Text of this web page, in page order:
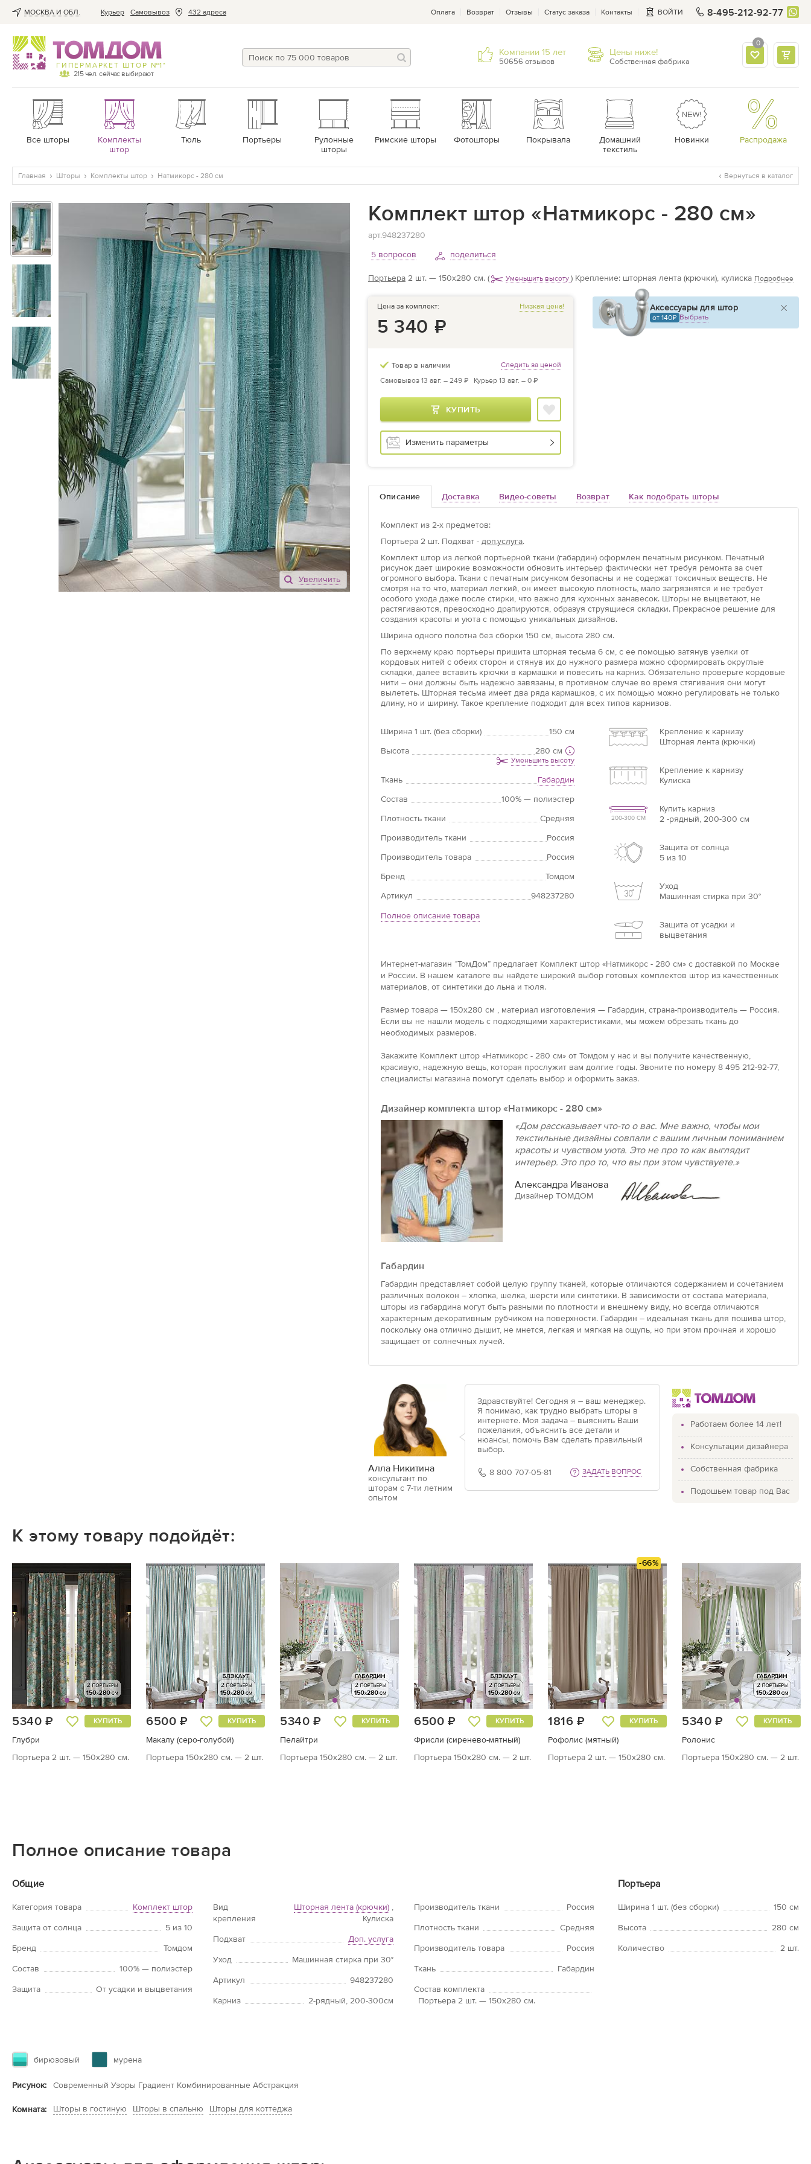
МОСКВА И ОБЛ. Курьер Cамовывоз 432 адреса Оплата Возврат Отзывы Статус заказа Контакты ВОЙТИ 8-495-212-92-77
ГИПЕРМАРКЕТ ШТОР №1*
215чел. сейчас выбирают
Компании 15 лет
50656 отзывов
Цены ниже!
Собственная фабрика
0
Все шторы
Комплекты
штор
Тюль Портьеры
Рулонные
шторы
Римские шторы Фотошторы Покрывала
Домашний
текстиль
Новинки Распродажа
Главная Шторы Комплекты штор Натмикорс - 280 см Вернуться в каталог
Увеличить Увеличить
Комплект штор «Натмикорс - 280 см»
арт.948237280
5 вопросов
поделиться
Портьера 2 шт. — 150х280 см. ( Уменьшить высоту ) Крепление: шторная лента (крючки), кулиска Подробнее
Цена за комплект: Низкая цена!
5 340 ₽
Товар в наличии
Следить за ценой
Самовывоз 13 авг. – 249 ₽ Курьер 13 авг. – 0 ₽
КУПИТЬ
Изменить параметры
Аксессуары для штор
от 140 Выбрать
Описание Доставка Видео-советы Возврат Как подобрать шторы
Комплект из 2-х предметов:
Портьера 2 шт. Подхват - доп.услуга.
Комплект штор из легкой портьерной ткани (габардин) оформлен печатным рисунком. Печатный
рисунок дает широкие возможности обновить интерьер фактически нет требуя ремонта за счет
огромного выбора. Ткани с печатным рисунком безопасны и не содержат токсичных веществ. Не
смотря на то что, материал легкий, он имеет высокую плотность, мало загрязнятся и не требует
особого ухода даже после стирки, что важно для кухонных занавесок. Шторы не выцветают, не
растягиваются, превосходно драпируются, образуя струящиеся складки. Прекрасное решение для
создания красоты и уюта с помощью уникальных дизайнов.
Ширина одного полотна без сборки 150 см, высота 280 см.
По верхнему краю портьеры пришита шторная тесьма 6 см, с ее помощью затянув узелки от
кордовых нитей с обеих сторон и стянув их до нужного размера можно сформировать округлые
складки, далее вставить крючки в кармашки и повесить на карниз. Обязательно проверьте кордовые
нити – они должны быть надежно завязаны, в противном случае во время стягивания они могут
вылететь. Шторная тесьма имеет два ряда кармашков, с их помощью можно регулировать не только
длину, но и ширину. Такое крепление подходит для всех типов карнизов.
Ширина 1 шт. (без сборки)
150 см
Высота
280 см
Уменьшить высоту
Ткань
Габардин
Состав
100% — полиэстер
Плотность ткани
Средняя
Производитель ткани
Россия
Производитель товара
Россия
Бренд
Томдом
Артикул
948237280
Полное описание товара
Крепление к карнизу
Шторная лента (крючки)
Крепление к карнизу
Кулиска
200-300 СМ
Купить карниз
2 -рядный, 200-300 см
Защита от солнца
5 из 10
Уход
Машинная стирка при 30°
Защита от усадки и
выцветания
Интернет-магазин “ТомДом” предлагает Комплект штор «Натмикорс - 280 см» с доставкой по Москве
и России. В нашем каталоге вы найдете широкий выбор готовых комплектов штор из качественных
материалов, от синтетики до льна и тюля.
Размер товара — 150x280 см , материал изготовления — Габардин, страна-производитель — Россия.
Если вы не нашли модель с подходящими характеристиками, мы можем обрезать ткань до
необходимых размеров.
Закажите Комплект штор «Натмикорс - 280 см» от Томдом у нас и вы получите качественную,
красивую, надежную вещь, которая прослужит вам долгие годы. Звоните по номеру 8 495 212-92-77,
специалисты магазина помогут сделать выбор и оформить заказ.
Дизайнер комплекта штор «Натмикорс - 280 см»
«Дом рассказывает что-то о вас. Мне важно, чтобы мои
текстильные дизайны совпали с вашим личным пониманием
красоты и чувством уюта. Это не про то как выглядит
интерьер. Это про то, что вы при этом чувствуете.»
Александра Иванова
Дизайнер ТОМДОМ
Габардин
Габардин представляет собой целую группу тканей, которые отличаются содержанием и сочетанием
различных волокон – хлопка, шелка, шерсти или синтетики. В зависимости от состава материала,
шторы из габардина могут быть разными по плотности и внешнему виду, но всегда отличаются
характерным декоративным рубчиком на поверхности. Габардин – идеальная ткань для пошива штор,
поскольку она отлично дышит, не мнется, легкая и мягкая на ощупь, но при этом прочная и хорошо
защищает от солнечных лучей.
Длина потолочного карниза
Длина карниза – это базовая цифра, от которой
Если нет карниза
Измерьте ширину оконного проема +20 см =
Алла Никитина
консультант по
шторам с 7-ти летним
опытом
Здравствуйте! Сегодня я – ваш менеджер.
Я понимаю, как трудно выбрать шторы в
интернете. Моя задача – выяснить Ваши
пожелания, объяснить все детали и
нюансы, помочь Вам сделать правильный
выбор.
8 800 707-05-81 ЗАДАТЬ ВОПРОС
Работаем более 14 лет!
Консультации дизайнера
Собственная фабрика
Подошьем товар под Вас
К этому товару подойдёт:
5340 ₽ КУПИТЬ
Глубри
Портьера 2 шт. — 150х280 см.
6500 ₽ КУПИТЬ
Макалу (серо-голубой)
Портьера 150х280 см. — 2 шт.
5340 ₽ КУПИТЬ
Пелайтри
Портьера 150х280 см. — 2 шт.
6500 ₽ КУПИТЬ
Фрисли (сиренево-мятный)
Портьера 150х280 см. — 2 шт.
-66%
1816 ₽ КУПИТЬ
Рофолис (мятный)
Портьера 2 шт. — 150х280 см.
5340 ₽ КУПИТЬ
Ролонис
Портьера 150х280 см. — 2 шт.
Полное описание товара
Общие
Категория товара
Комплект штор
Защита от солнца
5 из 10
Бренд
Томдом
Состав
100% — полиэстер
Защита
От усадки и выцветания
Вид
крепления
Шторная лента (крючки) ,
Кулиска
Подхват
Доп. услуга
Уход
Машинная стирка при 30°
Артикул
948237280
Карниз
2-рядный, 200-300см
Производитель ткани
Россия
Плотность ткани
Средняя
Производитель товара
Россия
Ткань
Габардин
Состав комплекта
Портьера 2 шт. — 150х280 см.
Портьера
Ширина 1 шт. (без сборки)
150 см
Высота
280 см
Количество
2 шт.
бирюзовый мурена
Рисунок: Современный Узоры Градиент Комбинированные Абстракция
Комната: Шторы в гостиную Шторы в спальню Шторы для коттеджа